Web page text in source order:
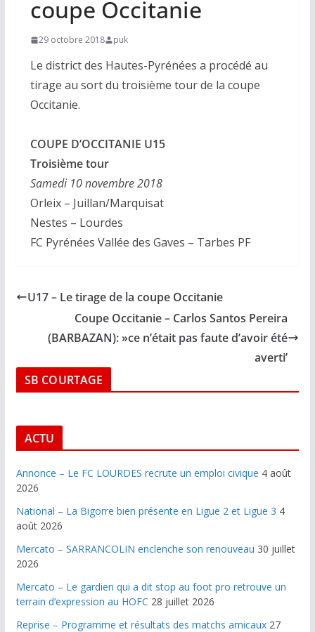
coupe Occitanie
29 octobre 2018 puk
Le district des Hautes-Pyrénées a procédé au
tirage au sort du troisième tour de la coupe
Occitanie.
COUPE D’OCCITANIE U15
Troisième tour
Samedi 10 novembre 2018
Orleix – Juillan/Marquisat
Nestes – Lourdes
FC Pyrénées Vallée des Gaves – Tarbes PF
U17 – Le tirage de la coupe Occitanie
Coupe Occitanie – Carlos Santos Pereira
(BARBAZAN): »ce n’était pas faute d’avoir été
averti’
SB COURTAGE
ACTU
Annonce – Le FC LOURDES recrute un emploi civique 4 août
2026
National – La Bigorre bien présente en Ligue 2 et Ligue 3 4
août 2026
Mercato – SARRANCOLIN enclenche son renouveau 30 juillet
2026
Mercato – Le gardien qui a dit stop au foot pro retrouve un
terrain d’expression au HOFC 28 juillet 2026
Reprise – Programme et résultats des matchs amicaux 27